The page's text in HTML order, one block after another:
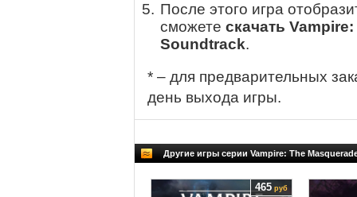
После этого игра
сможете скачать
Soundtrack.
* – для предварительных
день выхода игры.
Другие игры серии Vampire: The
465 руб